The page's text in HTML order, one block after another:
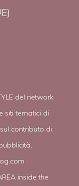
del network
siti tematici di
contributo di
inside the